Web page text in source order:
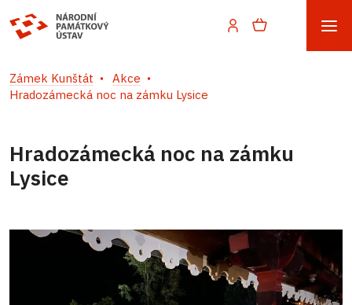
Zámek Kunštát
Akce
Hradozámecká noc na zámku Lysice
Hradozámecká noc na zámku
Lysice